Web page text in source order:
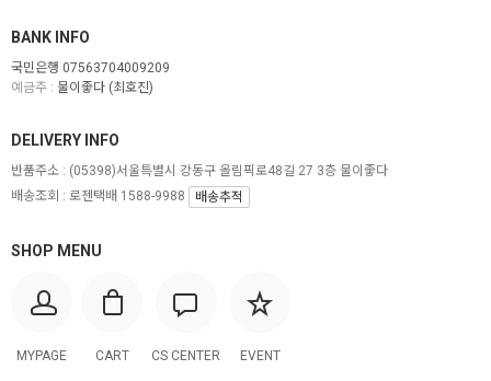
BANK INFO
국민은행 07563704009209
예금주 : 물이좋다 (최호진)
SHOP MENU
MYPAGE CART CS CENTER EVENT
DELIVERY INFO
반품주소 : (05398)서울특별시 강동구 올림픽로48길 27 3층 물이좋다
배송조회 : 로젠택배 1588-9988
배송추적